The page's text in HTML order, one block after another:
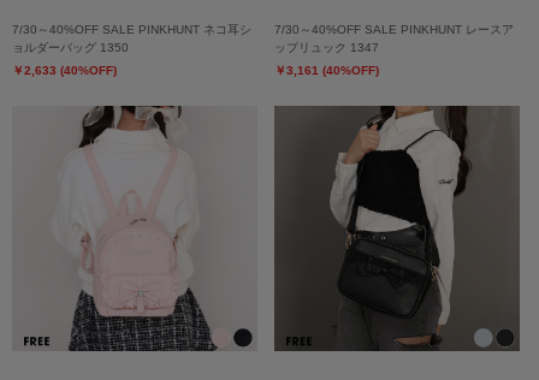
7/30～40%OFF SALE PINKHUNT ネコ耳シ
ョルダーバッグ 1350
￥2,633 (40%OFF)
7/30～40%OFF SALE PINKHUNT レースア
ップリュック 1347
￥3,161 (40%OFF)